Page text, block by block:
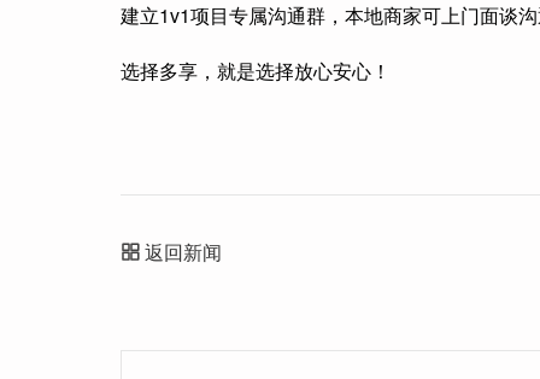
建立1v1项目专属沟通群，本地商家可上门面谈
选择多享，就是选择放心安心！
返回新闻